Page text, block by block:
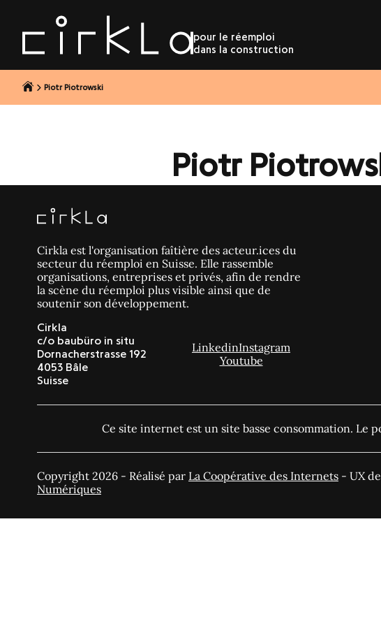
pour le réemploi
dans la construction
Piotr Piotrowski
Piotr
Cirkla est l'organisation faîtière des acteur.ices du
secteur du réemploi en Suisse. Elle rassemble
organisations, entreprises et privés, afin de rendre
la scène du réemploi plus visible ainsi que de
soutenir son développement.
Cirkla
c/o baubüro in situ
Dornacherstrasse 192
4053 Bâle
Suisse
LinkedinInstagram
Youtube
Ce site internet est un site basse consommation. Le
Copyright 2026 - Réalisé par La Coopérative des Internets - UX
Numériques